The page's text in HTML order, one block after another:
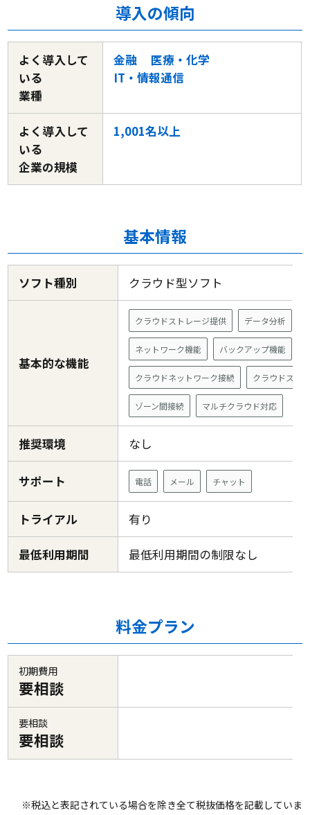
導入の傾向
よく導入して
いる
業種
金融
医療・化学
IT・情報通信
よく導入して
いる
企業の規模
1,001名以上
基本情報
ソフト種別 クラウド型ソフト
基本的な機能
クラウドストレージ提供 データ分析
ネットワーク機能 バックアップ機能
クラウドネットワーク接続 クラウドスト
ゾーン間接続 マルチクラウド対応
推奨環境 なし
サポート 電話 メール チャット
トライアル 有り
最低利用期間 最低利用期間の制限なし
料金プラン
初期費用
要相談
要相談
要相談
※税込と表記されている場合を除き全て税抜価格を記載していま